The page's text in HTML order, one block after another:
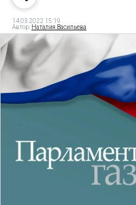
14.03.2022 15:19
Автор: Наталия Васильева